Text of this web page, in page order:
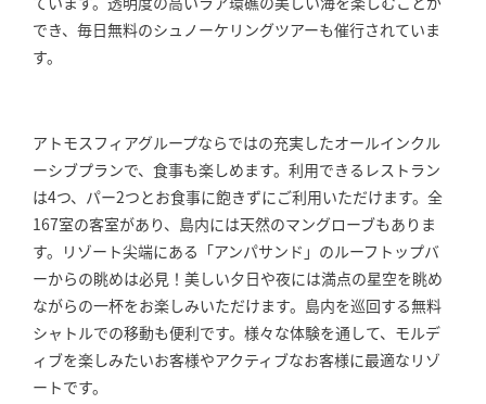
でき、毎日無料のシュノーケリングツアーも催行されていま
す。
アトモスフィアグループならではの充実したオールインクル
ーシブプランで、食事も楽しめます。利用できるレストラン
は4つ、パー2つとお食事に飽きずにご利用いただけます。全
167室の客室があり、島内には天然のマングローブもありま
す。リゾート尖端にある「アンパサンド」のルーフトップバ
ーからの眺めは必見！美しい夕日や夜には満点の星空を眺め
ながらの一杯をお楽しみいただけます。島内を巡回する無料
シャトルでの移動も便利です。様々な体験を通して、モルデ
ィブを楽しみたいお客様やアクティブなお客様に最適なリゾ
ートです。